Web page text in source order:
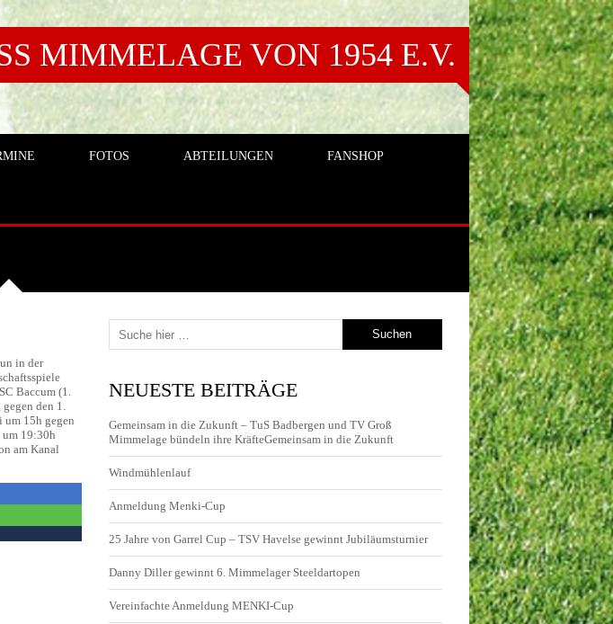
MIMMELAGE VON 1954 E.V.
FOTOS ABTEILUNGEN FANSHOP
in der
Baccum (1.
den 1.
um 15h gegen
um 19:30h
am Kanal
NEUESTE BEITRÄGE
Gemeinsam in die Zukunft – TuS Badbergen und TV Groß
Mimmelage bündeln ihre KräfteGemeinsam in die Zukunft
Windmühlenlauf
Anmeldung Menki-Cup
25 Jahre von Garrel Cup – TSV Havelse gewinnt Jubiläumsturnier
Danny Diller gewinnt 6. Mimmelager Steeldartopen
Vereinfachte Anmeldung MENKI-Cup